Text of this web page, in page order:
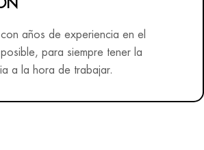
años de experiencia en el
para siempre tener la
a la hora de trabajar.